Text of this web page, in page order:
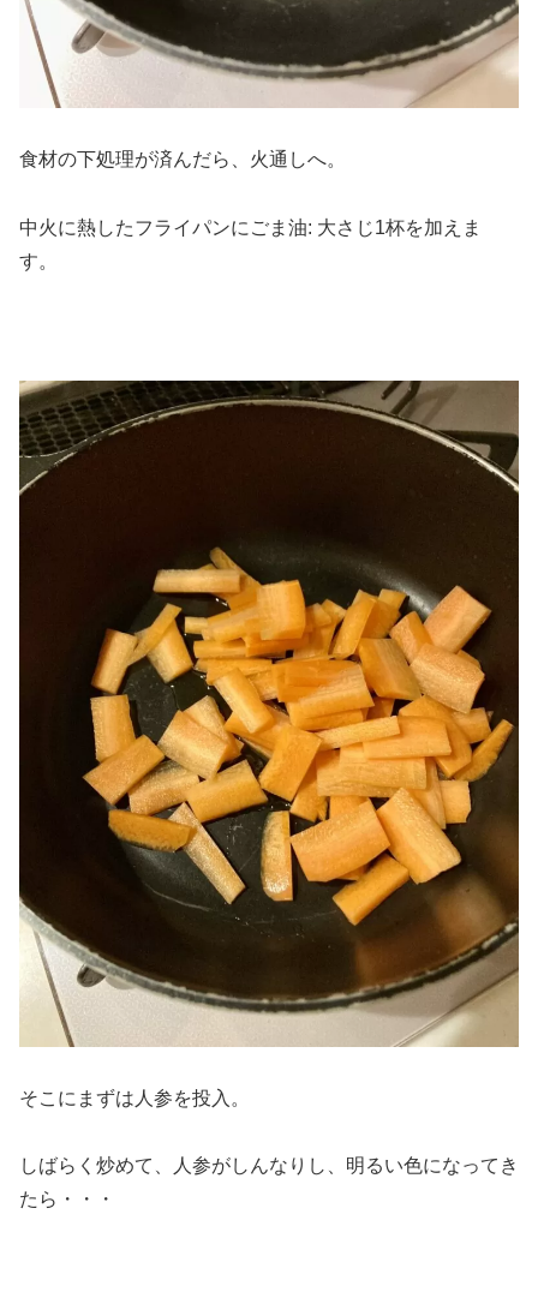
食材の下処理が済んだら、火通しへ。
中火に熱したフライパンにごま油: 大さじ1杯を加えま
す。
そこにまずは人参を投入。
しばらく炒めて、人参がしんなりし、明るい色になってき
たら・・・